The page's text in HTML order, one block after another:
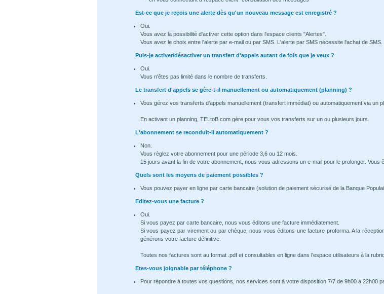
Est-ce que je reçois une alerte dès qu'un nouveau message est enregistré ?
Oui.
Vous avez la possibilité d'activer cette option dans l'espace clients "Alertes".
Vous avez le choix entre l'alerte par e-mail ou par SMS. L'alerte par SMS nécessite l'achat de SMS.
Puis-je activer/désactiver un transfert d'appels autant de fois que je veux ?
Oui.
Vous n'êtes pas limité dans le nombre de transferts.
Le transfert d'appels se gère-t-il manuellement ou automatiquement (planning) ?
Vous gérez vos transferts d'appels manuellement (transfert immédiat) ou automatiquement via un
En activant un planning, TELtoB.com gère pour vous vos transferts sur un ou plusieurs jours.
L'abonnement se reconduit-il automatiquement ?
Non.
Vous règlez votre abonnement pour une période 3,6 ou 12 mois.
15 jours avant la fin de votre abonnement, nous vous adressons un e-mail pour le prolonger. Vous
Quels sont les moyens de paiement possibles ?
Vous pouvez payer en ligne par carte bancaire (solution de paiement sécurisé de la Banque
Editez-vous une facture ?
Oui.
Si vous payez par carte bancaire, nous vous éditons une facture immédiatement.
Si vous payez par virement ou par chèque, nous vous éditons une facture proforma. A la
générons votre facture définitive.
Toutes nos factures sont au format .pdf et consultables en ligne dans l'espace utilisateurs à la
Etes-vous joignable par téléphone ?
Pour répondre à toutes vos questions, nos services sont à votre disposition 7/7 de 9h00 à 22h00